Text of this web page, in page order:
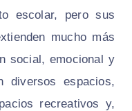
escolar, pero sus
mucho más
social, emocional y
diversos espacios,
recreativos y,